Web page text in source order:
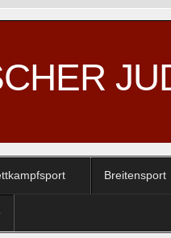
Breitensport